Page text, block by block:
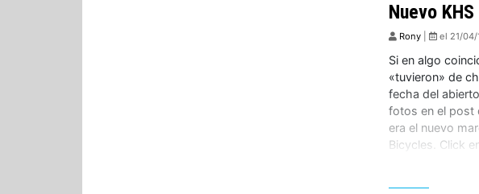
Nuevo KHS
Rony el 21/04/
Si en algo
«tuvieron» de
fecha del
fotos en el post
era el nuevo
Bicycles. Click